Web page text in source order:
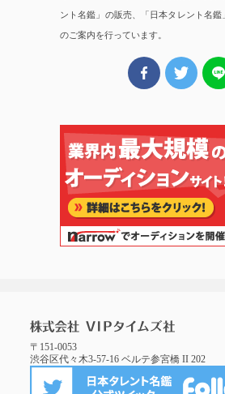
ント名鑑」の販売、「日本タレント名
のご案内を行っています。
〒151-0053
渋谷区代々木3-57-16 ベルテ参宮橋 II 202